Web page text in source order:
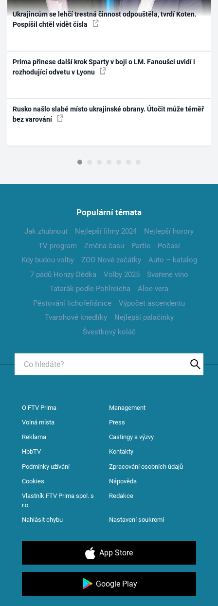
Ukrajincům se lehčí trestná činnost odpouštěla, tvrdí Koten.
Pospíšil chtěl vidět čísla
Prima přinese další krok Sparty v boji o LM. Fanoušci uvidí i
rozhodující odvetu v Lyonu
Rusko našlo slabé místo ukrajinské obrany. Útočit může téměř
bez varování
Populární témata
Jak zhubnout Nejlepší filmy 2024
Nejlepší horory
TV program
Změna času Partie
Počasí
Kdy budou volby
ZOO Nové začátky
Auto – katalog
7 pádů Honzy Dědka
Volby 2025
Svařené víno
Tatarák podle Pohlreicha
Aloe vera
Pěstování lichořeřišnice
Výpočet ascendentu
Tvarohové knedlíky
Nejlepší palačinky
Švestkový koláč
O FTV Prima Management
Volná místa Press
Reklama Castingy a výzvy
HbbTV Kontakty
Podmínky užívání Zpracování osobních údajů
Cookies Nápověda
Vlastník FTV Prima spol. s
r.o.
Redakce
Nahlásit chybu Nastavení soukromí
App Store
Google Play